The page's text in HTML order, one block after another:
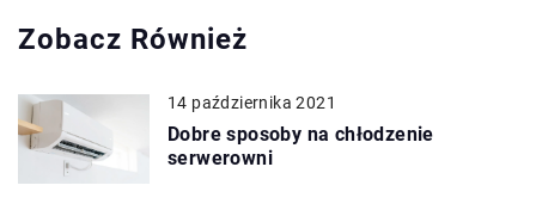
Zobacz Również
14 października 2021
Dobre sposoby na chłodzenie
serwerowni